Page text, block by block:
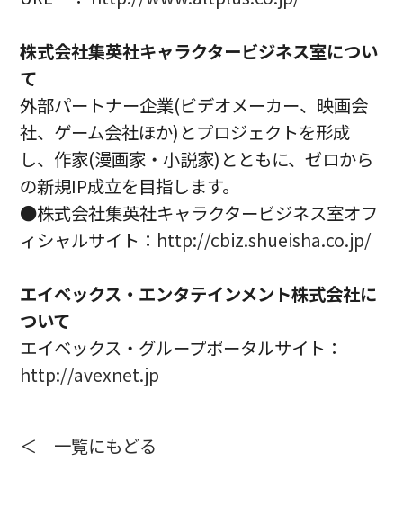
株式会社集英社キャラクタービジネス室につい
て
外部パートナー企業(ビデオメーカー、映画会
社、ゲーム会社ほか)とプロジェクトを形成
し、作家(漫画家・小説家)とともに、ゼロから
の新規IP成立を目指します。
●株式会社集英社キャラクタービジネス室オフ
ィシャルサイト： http://cbiz.shueisha.co.jp/
エイベックス・エンタテインメント株式会社に
ついて
エイベックス・グループポータルサイト：
http://avexnet.jp
＜ 一覧にもどる